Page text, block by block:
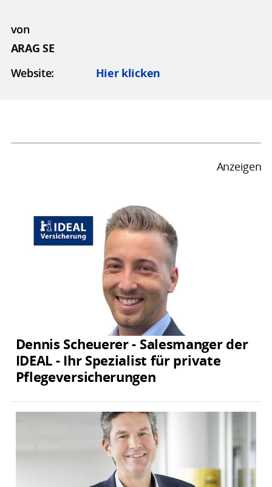
von
ARAG SE
Website:
Hier klicken
Anzeigen
Dennis Scheuerer - Salesmanger der
IDEAL - Ihr Spezialist für private
Pflegeversicherungen